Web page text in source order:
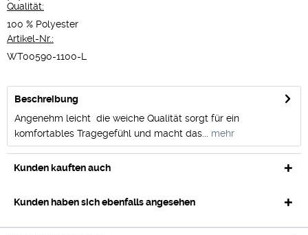
Qualität:
100 % Polyester
Artikel-Nr.:
WT00590-1100-L
Beschreibung
Angenehm leicht  die weiche Qualität sorgt für ein
komfortables Tragegefühl und macht das...
mehr
Kunden kauften auch
Kunden haben sich ebenfalls angesehen